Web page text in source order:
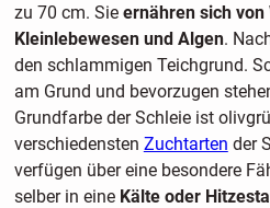
zu 70 cm. Sie ernähren sich
Kleinlebewesen und Algen.
den schlammigen Teichgrund.
am Grund und bevorzugen
Grundfarbe der Schleie ist
verschiedensten Zuchtarten der
verfügen über eine besondere
selber in eine Kälte oder